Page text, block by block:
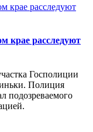
крае расследуют
Госполиции
Полиция
подозреваемого